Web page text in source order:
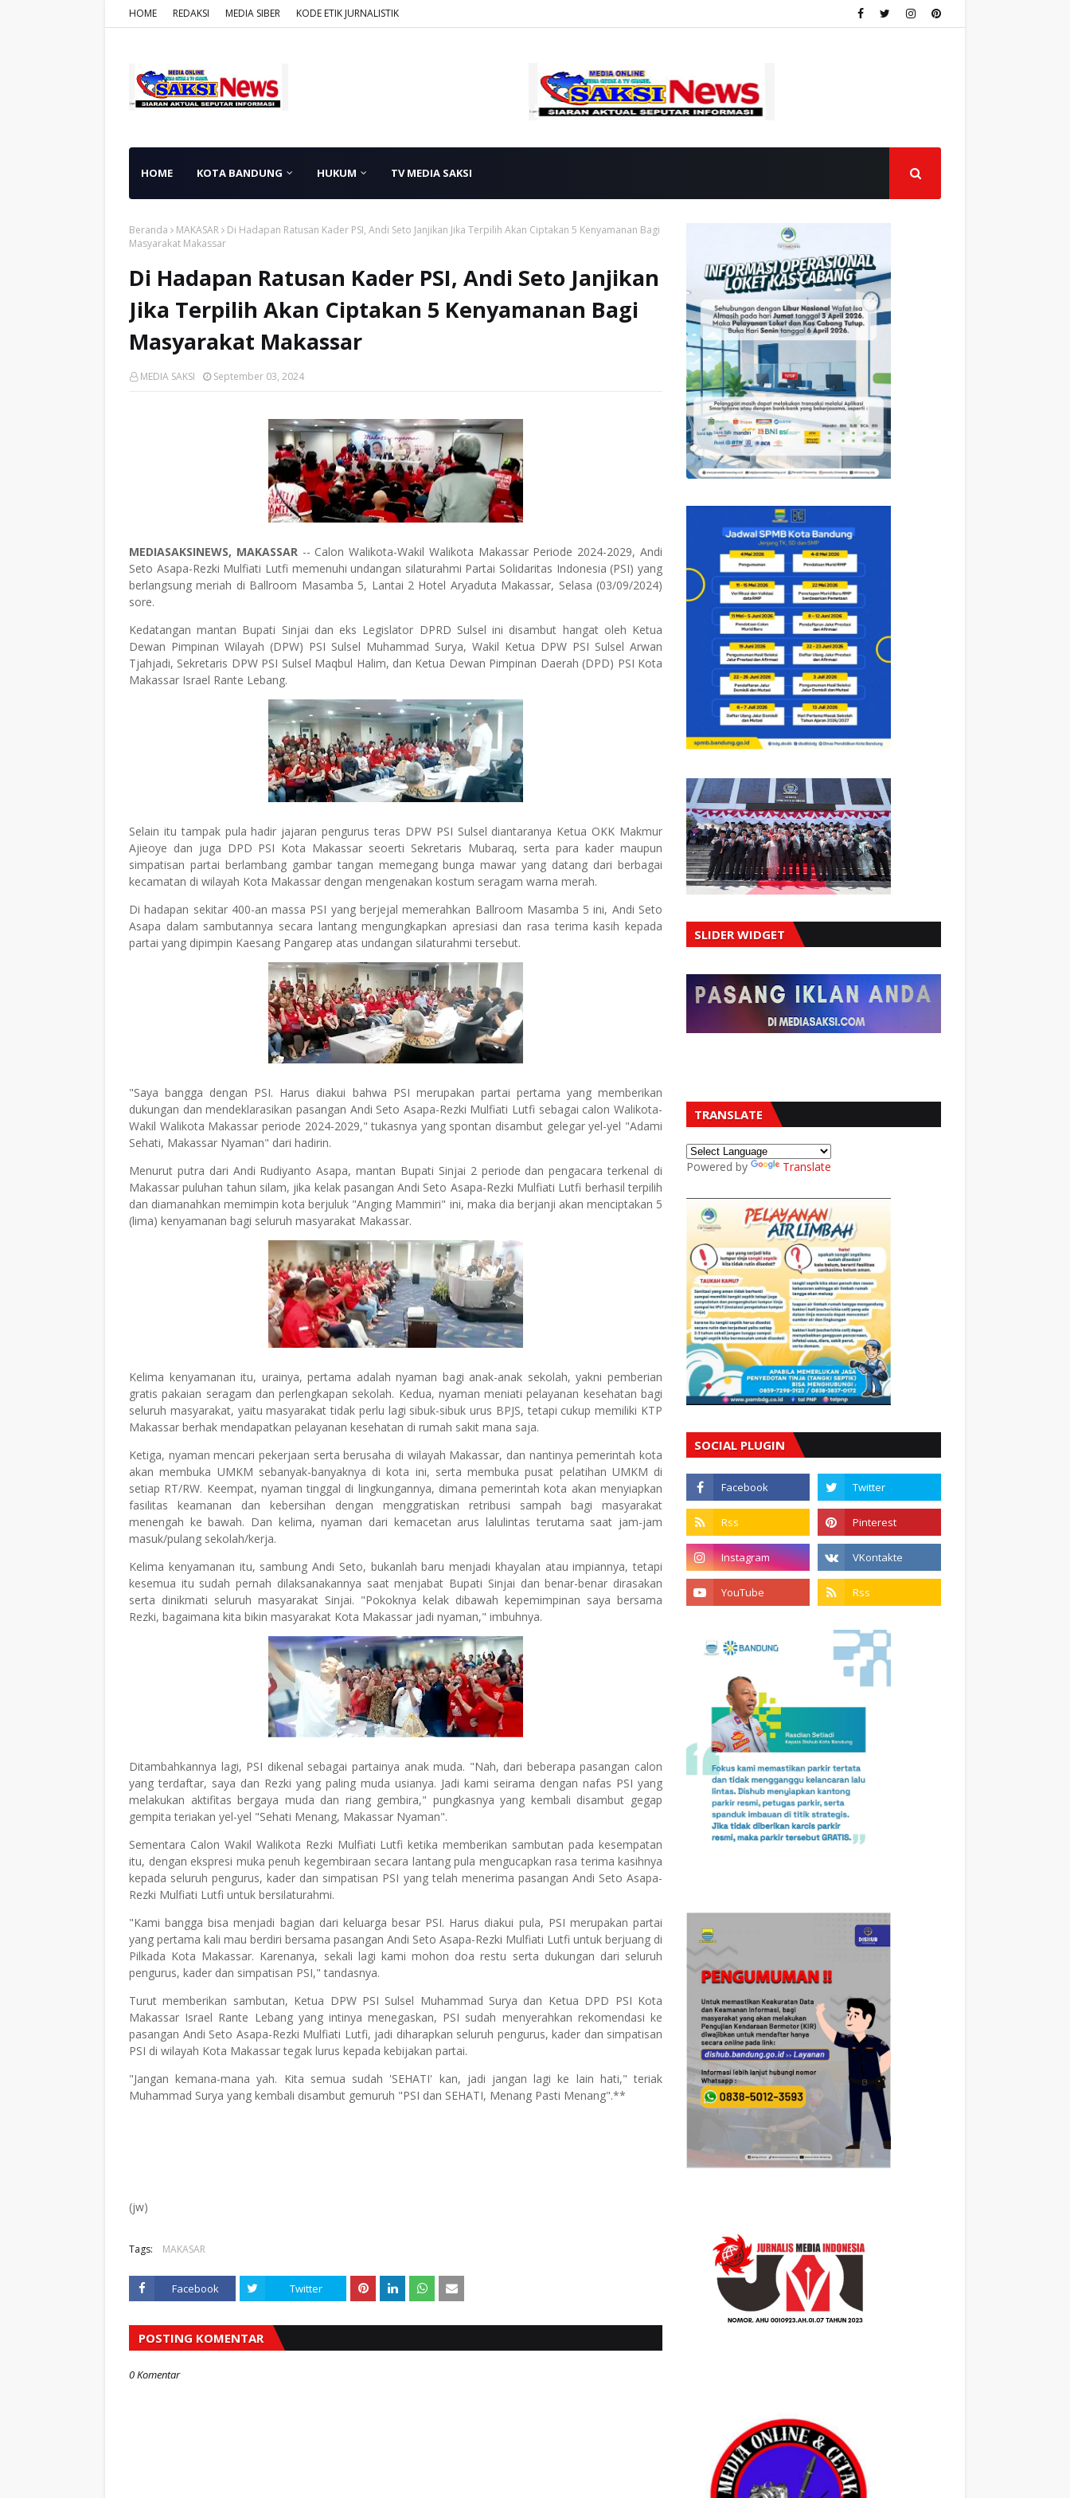
HOME REDAKSI MEDIA SIBER KODE ETIK JURNALISTIK
HOME KOTA BANDUNG HUKUM TV MEDIA SAKSI
Beranda MAKASAR
Di Hadapan Ratusan Kader PSI, Andi Seto Janjikan Jika Terpilih Akan Ciptakan 5 Kenyamanan Bagi
Masyarakat Makassar
Di Hadapan Ratusan Kader PSI, Andi Seto Janjikan
Jika Terpilih Akan Ciptakan 5 Kenyamanan Bagi
Masyarakat Makassar
MEDIA SAKSI September 03, 2024
MEDIASAKSINEWS, MAKASSAR-- Calon Walikota-Wakil Walikota Makassar Periode 2024-2029, Andi
Seto Asapa-Rezki Mulfiati Lutfi memenuhi undangan silaturahmi Partai Solidaritas Indonesia (PSI) yang
berlangsung meriah di Ballroom Masamba 5, Lantai 2 Hotel Aryaduta Makassar, Selasa (03/09/2024)
sore.
Kedatangan mantan Bupati Sinjai dan eks Legislator DPRD Sulsel ini disambut hangat oleh Ketua
Dewan Pimpinan Wilayah (DPW) PSI Sulsel Muhammad Surya, Wakil Ketua DPW PSI Sulsel Arwan
Tjahjadi, Sekretaris DPW PSI Sulsel Maqbul Halim, dan Ketua Dewan Pimpinan Daerah (DPD) PSI Kota
Makassar Israel Rante Lebang.
Selain itu tampak pula hadir jajaran pengurus teras DPW PSI Sulsel diantaranya Ketua OKK Makmur
Ajieoye dan juga DPD PSI Kota Makassar seoerti Sekretaris Mubaraq, serta para kader maupun
simpatisan partai berlambang gambar tangan memegang bunga mawar yang datang dari berbagai
kecamatan di wilayah Kota Makassar dengan mengenakan kostum seragam warna merah.
Di hadapan sekitar 400-an massa PSI yang berjejal memerahkan Ballroom Masamba 5 ini, Andi Seto
Asapa dalam sambutannya secara lantang mengungkapkan apresiasi dan rasa terima kasih kepada
partai yang dipimpin Kaesang Pangarep atas undangan silaturahmi tersebut.
"Saya bangga dengan PSI. Harus diakui bahwa PSI merupakan partai pertama yang memberikan
dukungan dan mendeklarasikan pasangan Andi Seto Asapa-Rezki Mulfiati Lutfi sebagai calon Walikota-
Wakil Walikota Makassar periode 2024-2029," tukasnya yang spontan disambut gelegar yel-yel "Adami
Sehati, Makassar Nyaman" dari hadirin.
Menurut putra dari Andi Rudiyanto Asapa, mantan Bupati Sinjai 2 periode dan pengacara terkenal di
Makassar puluhan tahun silam, jika kelak pasangan Andi Seto Asapa-Rezki Mulfiati Lutfi berhasil terpilih
dan diamanahkan memimpin kota berjuluk "Anging Mammiri" ini, maka dia berjanji akan menciptakan 5
(lima) kenyamanan bagi seluruh masyarakat Makassar.
Kelima kenyamanan itu, urainya, pertama adalah nyaman bagi anak-anak sekolah, yakni pemberian
gratis pakaian seragam dan perlengkapan sekolah. Kedua, nyaman meniati pelayanan kesehatan bagi
seluruh masyarakat, yaitu masyarakat tidak perlu lagi sibuk-sibuk urus BPJS, tetapi cukup memiliki KTP
Makassar berhak mendapatkan pelayanan kesehatan di rumah sakit mana saja.
Ketiga, nyaman mencari pekerjaan serta berusaha di wilayah Makassar, dan nantinya pemerintah kota
akan membuka UMKM sebanyak-banyaknya di kota ini, serta membuka pusat pelatihan UMKM di
setiap RT/RW. Keempat, nyaman tinggal di lingkungannya, dimana pemerintah kota akan menyiapkan
fasilitas keamanan dan kebersihan dengan menggratiskan retribusi sampah bagi masyarakat
menengah ke bawah. Dan kelima, nyaman dari kemacetan arus lalulintas terutama saat jam-jam
masuk/pulang sekolah/kerja.
Kelima kenyamanan itu, sambung Andi Seto, bukanlah baru menjadi khayalan atau impiannya, tetapi
kesemua itu sudah pernah dilaksanakannya saat menjabat Bupati Sinjai dan benar-benar dirasakan
serta dinikmati seluruh masyarakat Sinjai. "Pokoknya kelak dibawah kepemimpinan saya bersama
Rezki, bagaimana kita bikin masyarakat Kota Makassar jadi nyaman," imbuhnya.
Ditambahkannya lagi, PSI dikenal sebagai partainya anak muda. "Nah, dari beberapa pasangan calon
yang terdaftar, saya dan Rezki yang paling muda usianya. Jadi kami seirama dengan nafas PSI yang
melakukan aktifitas bergaya muda dan riang gembira," pungkasnya yang kembali disambut gegap
gempita teriakan yel-yel "Sehati Menang, Makassar Nyaman".
Sementara Calon Wakil Walikota Rezki Mulfiati Lutfi ketika memberikan sambutan pada kesempatan
itu, dengan ekspresi muka penuh kegembiraan secara lantang pula mengucapkan rasa terima kasihnya
kepada seluruh pengurus, kader dan simpatisan PSI yang telah menerima pasangan Andi Seto Asapa-
Rezki Mulfiati Lutfi untuk bersilaturahmi.
"Kami bangga bisa menjadi bagian dari keluarga besar PSI. Harus diakui pula, PSI merupakan partai
yang pertama kali mau berdiri bersama pasangan Andi Seto Asapa-Rezki Mulfiati Lutfi untuk berjuang di
Pilkada Kota Makassar. Karenanya, sekali lagi kami mohon doa restu serta dukungan dari seluruh
pengurus, kader dan simpatisan PSI," tandasnya.
Turut memberikan sambutan, Ketua DPW PSI Sulsel Muhammad Surya dan Ketua DPD PSI Kota
Makassar Israel Rante Lebang yang intinya menegaskan, PSI sudah menyerahkan rekomendasi ke
pasangan Andi Seto Asapa-Rezki Mulfiati Lutfi, jadi diharapkan seluruh pengurus, kader dan simpatisan
PSI di wilayah Kota Makassar tegak lurus kepada kebijakan partai.
"Jangan kemana-mana yah. Kita semua sudah 'SEHATI' kan, jadi jangan lagi ke lain hati," teriak
Muhammad Surya yang kembali disambut gemuruh "PSI dan SEHATI, Menang Pasti Menang".**
(jw)
Tags: MAKASAR
Facebook Twitter
POSTING KOMENTAR
0 Komentar
SLIDER WIDGET
TRANSLATE
Powered by Translate
SOCIAL PLUGIN